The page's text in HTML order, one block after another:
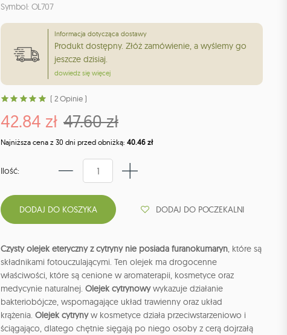
Symbol: OL707
Informacja dotycząca dostawy
Produkt dostępny. Złóż zamówienie, a wyślemy go
jeszcze dzisiaj.
dowiedz się więcej
( 2 Opinie )
42.84 zł 47.60 zł
Najniższa cena z 30 dni przed obniżką: 40.46 zł
Ilość:
DODAJ DO POCZEKALNI
Czysty olejek eteryczny z cytryny nie posiada furanokumaryn, które są
składnikami fotouczulającymi. Ten olejek ma drogocenne
właściwości, które są cenione w aromaterapii, kosmetyce oraz
medycynie naturalnej. Olejek cytrynowywykazuje działanie
bakteriobójcze, wspomagające układ trawienny oraz układ
krążenia. Olejek cytrynyw kosmetyce działa przeciwstarzeniowo i
ściągająco, dlatego chętnie sięgają po niego osoby z cerą dojrzałą